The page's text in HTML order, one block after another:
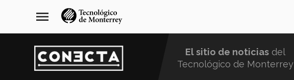
navegación
principal
menu
El sitio de noticias del
Tecnológico de Monterrey